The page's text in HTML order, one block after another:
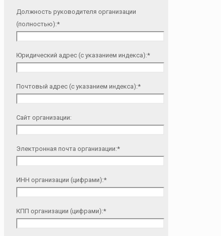
Должность руководителя организации
(полностью):*
Юридический адрес (с указанием индекса):*
Почтовый адрес (с указанием индекса):*
Сайт организации:
Электронная почта организации:*
ИНН организации (цифрами):*
КПП организации (цифрами):*